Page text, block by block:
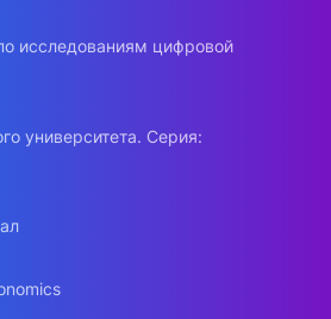
исследованиям цифровой
университета. Серия: